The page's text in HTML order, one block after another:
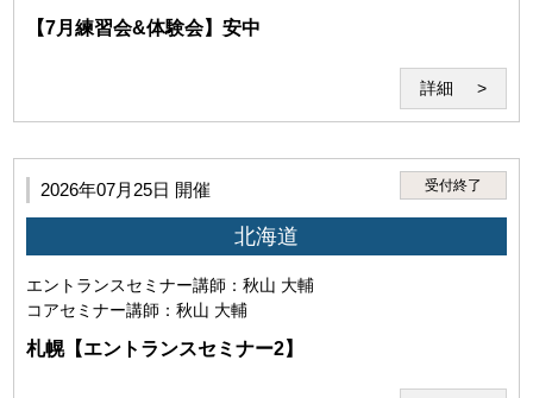
・本サービスの受講を希望し、本規約に同意していること。（ご
利用いただいた場合には下記の条件すべてにご同意いただいたも
のとさせていただきます。）
【7月練習会&体験会】安中
詳細
2026年07月25日 開催 受付終了
北海道
エントランスセミナー講師：秋山 大輔
コアセミナー講師：秋山 大輔
札幌【エントランスセミナー2】